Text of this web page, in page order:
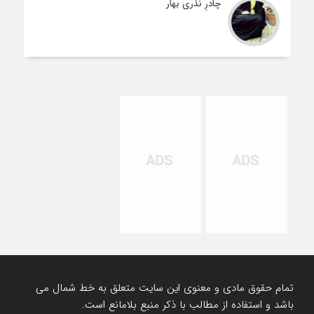
چادرِ نذری بهار
تمام حقوق مادی و معنوی این سایت متعلق به خط شمال می
باشد و استفاده از مطالب با ذکر منبع بلامانع است.